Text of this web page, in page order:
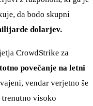
da bodo skupni
dolarjev.
CrowdStrike za
povečanje na letni
vendar verjetno še
visoko